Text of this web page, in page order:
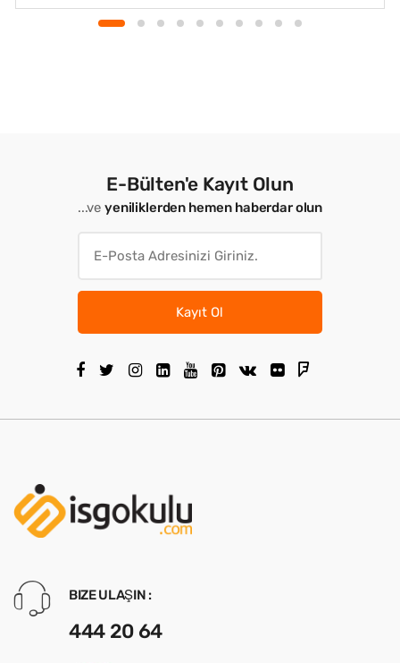
E-Bülten'e Kayıt Olun
...veyeniliklerden hemen haberdar olun
Kayıt Ol
BIZE ULAŞIN :
444 20 64